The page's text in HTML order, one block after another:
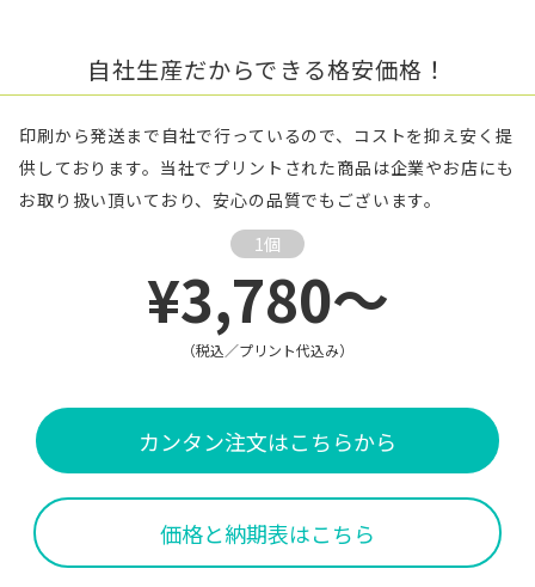
自社生産だからできる格安価格！
印刷から発送まで自社で行っているので、コストを抑え安く提
供しております。当社でプリントされた商品は企業やお店にも
お取り扱い頂いており、安心の品質でもございます。
1個
¥3,780～
（税込／プリント代込み）
カンタン注文はこちらから
価格と納期表はこちら